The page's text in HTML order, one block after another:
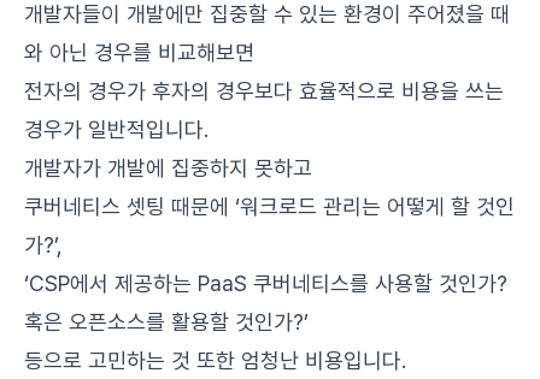
개발자들이 개발에만 집중할 수 있는 환경이 주어졌을 때
와 아닌 경우를 비교해보면
전자의 경우가 후자의 경우보다 효율적으로 비용을 쓰는
경우가 일반적입니다.
개발자가 개발에 집중하지 못하고
쿠버네티스 셋팅 때문에 ‘워크로드 관리는 어떻게 할 것인
가?’,
‘CSP에서 제공하는 PaaS 쿠버네티스를 사용할 것인가?
혹은 오픈소스를 활용할 것인가?’
등으로 고민하는 것 또한 엄청난 비용입니다.